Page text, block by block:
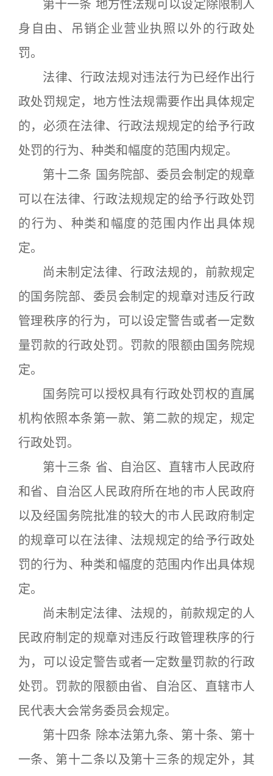
第十一条 地方性法规可以设定除限制人
身自由、吊销企业营业执照以外的行政处
罚。
法律、行政法规对违法行为已经作出行
政处罚规定，地方性法规需要作出具体规定
的，必须在法律、行政法规规定的给予行政
处罚的行为、种类和幅度的范围内规定。
第十二条 国务院部、委员会制定的规章
可以在法律、行政法规规定的给予行政处罚
的行为、种类和幅度的范围内作出具体规
定。
尚未制定法律、行政法规的，前款规定
的国务院部、委员会制定的规章对违反行政
管理秩序的行为，可以设定警告或者一定数
量罚款的行政处罚。罚款的限额由国务院规
定。
国务院可以授权具有行政处罚权的直属
机构依照本条第一款、第二款的规定，规定
行政处罚。
第十三条 省、自治区、直辖市人民政府
和省、自治区人民政府所在地的市人民政府
以及经国务院批准的较大的市人民政府制定
的规章可以在法律、法规规定的给予行政处
罚的行为、种类和幅度的范围内作出具体规
定。
尚未制定法律、法规的，前款规定的人
民政府制定的规章对违反行政管理秩序的行
为，可以设定警告或者一定数量罚款的行政
处罚。罚款的限额由省、自治区、直辖市人
民代表大会常务委员会规定。
第十四条 除本法第九条、第十条、第十
一条、第十二条以及第十三条的规定外，其